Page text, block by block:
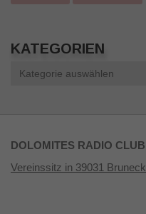
KATEGORIEN
DOLOMITES RADIO CLUB
Vereinssitz in 39031